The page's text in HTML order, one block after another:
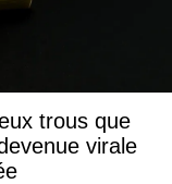
trous que
virale